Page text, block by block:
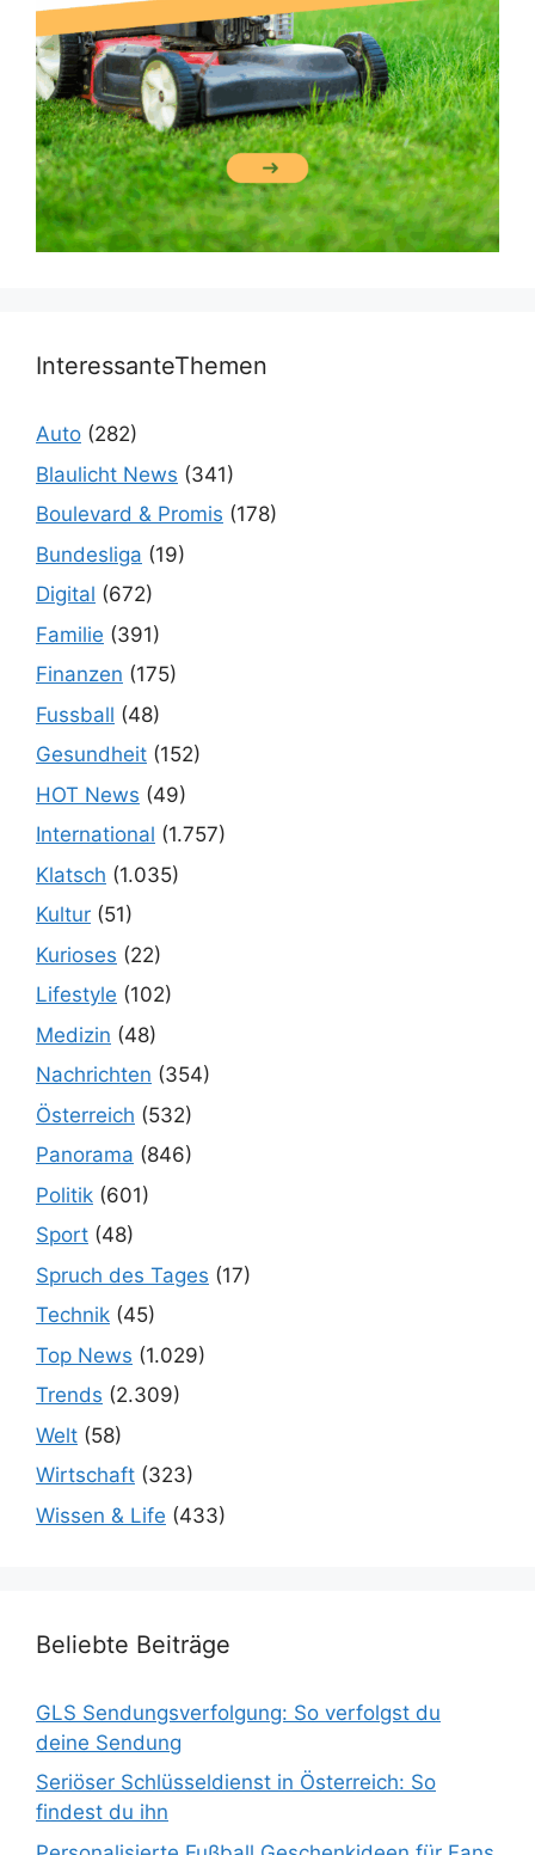
InteressanteThemen
Auto (282)
Blaulicht News (341)
Boulevard & Promis (178)
Bundesliga (19)
Digital (672)
Familie (391)
Finanzen (175)
Fussball (48)
Gesundheit (152)
HOT News (49)
International (1.757)
Klatsch (1.035)
Kultur (51)
Kurioses (22)
Lifestyle (102)
Medizin (48)
Nachrichten (354)
Österreich (532)
Panorama (846)
Politik (601)
Sport (48)
Spruch des Tages (17)
Technik (45)
Top News (1.029)
Trends (2.309)
Welt (58)
Wirtschaft (323)
Wissen & Life (433)
Beliebte Beiträge
GLS Sendungsverfolgung: So verfolgst du
deine Sendung
Seriöser Schlüsseldienst in Österreich: So
findest du ihn